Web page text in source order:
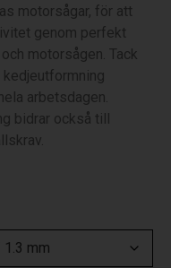
motorsågar, för att
genom perfekt
motorsågen. Tack
arbetsdagen.
bidrar också till